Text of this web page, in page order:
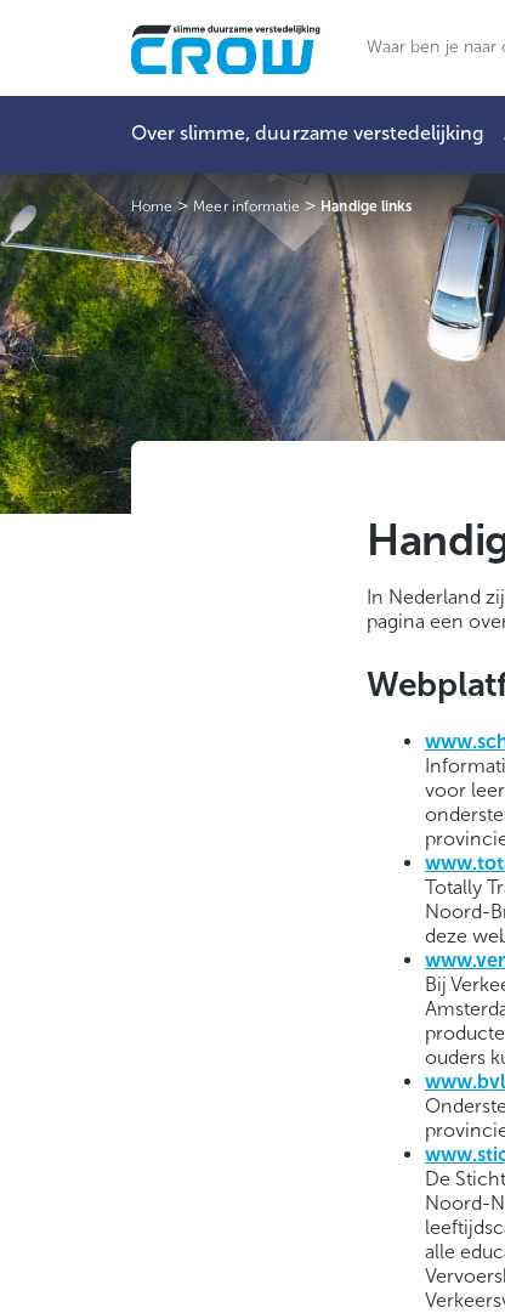
Zoeken
Over slimme, duurzame verstedelijking
Home > Meer informatie>Handige links
In Nederland
pagina een
voor
Totally
Noord-
deze
Bij
ouders
www.b
De
Noord-
alle